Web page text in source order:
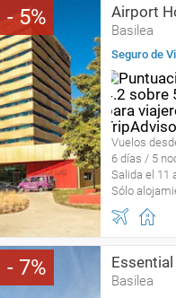
5 Airport
Basilea
Seguro de
Vuelos
6 días / 5
Salida el 11
Sólo
7
Basilea